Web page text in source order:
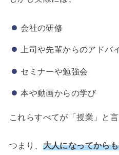
会社の研修
上司や先輩からのアドバ
セミナーや勉強会
本や動画からの学び
これらすべてが「授業」と言
つまり、 大人になってから